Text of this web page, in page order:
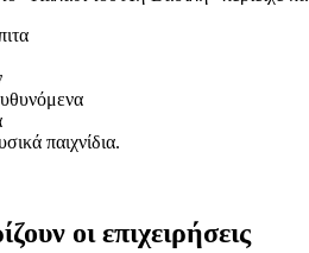
παιχνίδια.
οι επιχειρήσεις